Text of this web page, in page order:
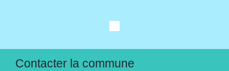
Contacter la commune